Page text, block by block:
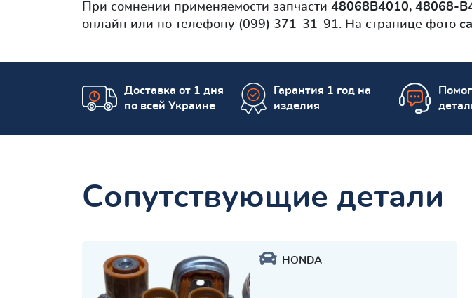
При сомнении применяемости запчасти 48068B4010, 48068-
онлайн или по телефону (099) 371-31-91. На странице фото
Доставка от 1 дня
по всей Украине
Гарантия 1 год на
изделия
Сопутствующие детали
HONDA